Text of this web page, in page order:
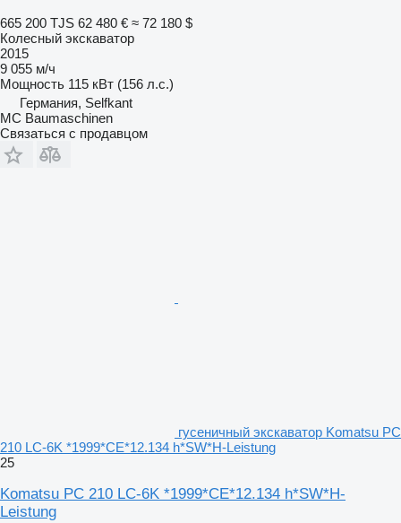
665 200 TJS 62 480 € ≈ 72 180 $
Колесный экскаватор
2015
9 055 м/ч
Мощность 115 кВт (156 л.с.)
Германия, Selfkant
MC Baumaschinen
Связаться с продавцом
гусеничный экскаватор Komatsu PC
210 LC-6K *1999*CE*12.134 h*SW*H-Leistung
25
Komatsu PC 210 LC-6K *1999*CE*12.134 h*SW*H-
Leistung